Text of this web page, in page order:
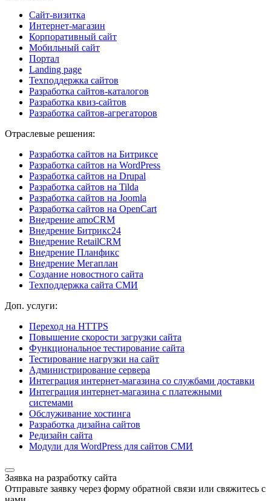
Сайт-визитка
Интернет-магазин
Корпоративный сайт
Мобильный сайт
Портал
Landing page
Техподдержка сайтов
Разработка сайтов-каталогов
Разработка квиз-сайтов
Разработка сайтов-агрегаторов
Отраслевые решения:
Разработка сайтов на Битриксе
Разработка сайтов на WordPress
Разработка сайтов на Drupal
Разработка сайтов на Tilda
Разработка сайтов на Joomla
Разработка сайтов на OpenCart
Внедрение amoCRM
Внедрение Битрикс24
Внедрение RetailCRM
Внедрение Планфикс
Внедрение Мегаплан
Создание новостного сайта
Техподдержка сайта СМИ
Доп. услуги:
Переход на HTTPS
Повышение скорости загрузки сайта
Функциональное тестирование сайта
Тестирование нагрузки на сайт
Администрирование сервера
Интеграция интернет-магазина со службами доставки
Интеграция интернет-магазина с платежными
системами
Обслуживание хостинга
Разработка дизайна сайтов
Редизайн сайта
Модули для WordPress для сайтов СМИ
Заявка на разработку сайта
Отправьте заявку через форму обратной связи или свяжитесь с